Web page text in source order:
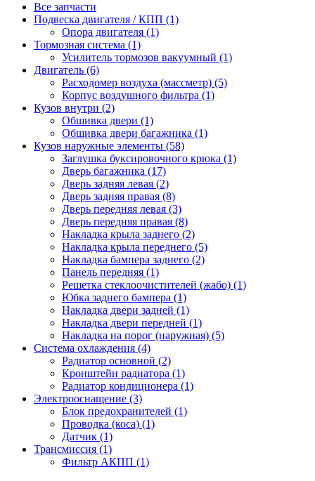
Все запчасти
Подвеска двигателя / КПП (1)
Опора двигателя (1)
Тормозная система (1)
Усилитель тормозов вакуумный (1)
Двигатель (6)
Расходомер воздуха (массметр) (5)
Корпус воздушного фильтра (1)
Кузов внутри (2)
Обшивка двери (1)
Обшивка двери багажника (1)
Кузов наружные элементы (58)
Заглушка буксировочного крюка (1)
Дверь багажника (17)
Дверь задняя левая (2)
Дверь задняя правая (8)
Дверь передняя левая (3)
Дверь передняя правая (8)
Накладка крыла заднего (2)
Накладка крыла переднего (5)
Накладка бампера заднего (2)
Панель передняя (1)
Решетка стеклоочистителей (жабо) (1)
Юбка заднего бампера (1)
Накладка двери задней (1)
Накладка двери передней (1)
Накладка на порог (наружная) (5)
Система охлаждения (4)
Радиатор основной (2)
Кронштейн радиатора (1)
Радиатор кондиционера (1)
Электрооснащение (3)
Блок предохранителей (1)
Проводка (коса) (1)
Датчик (1)
Трансмиссия (1)
Фильтр АКПП (1)